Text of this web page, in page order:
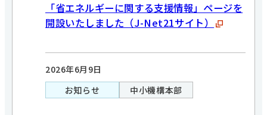
「省エネルギーに関する支援情報」ページを
開設いたしました（J-Net21サイト）
2026年6月9日
お知らせ
中小機構本部